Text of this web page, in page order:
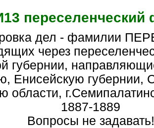
переселенческий
через
губернии,
Енисейскую губернии,
области,
1887-1889
Вопросы не задавать!